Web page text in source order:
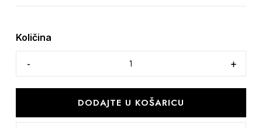
Količina
DODAJTE U KOŠARICU